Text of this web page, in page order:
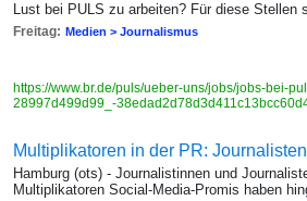
Lust bei PULS zu arbeiten? Für diese Stellen
Freitag: Medien > Journalismus
https://www.br.de/puls/ueber-uns/jobs/jobs-bei-
28997d499d99_-
Multiplikatoren in der PR:
Hamburg (ots) - Journalistinnen und
Multiplikatoren Social-Media-Promis haben